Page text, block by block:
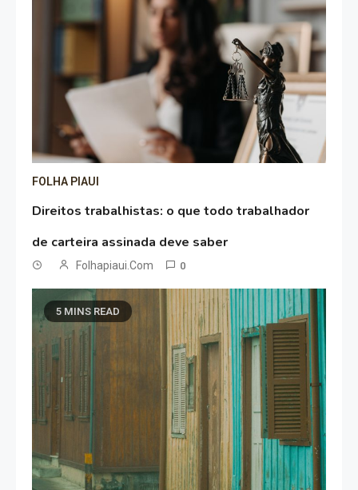
FOLHA PIAUI
Direitos trabalhistas: o que todo trabalhador
de carteira assinada deve saber
Folhapiaui.com 0
5 MINS READ